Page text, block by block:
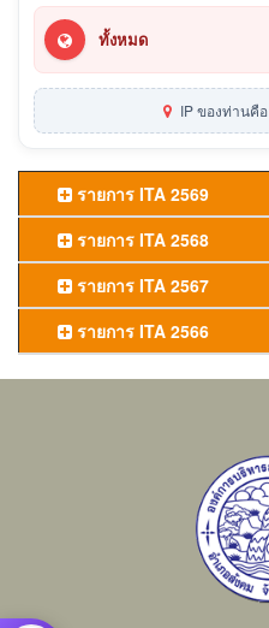
ทั้งหมด
IP ของท่านคือ
รายการ ITA 2569
รายการ ITA 2568
รายการ ITA 2567
รายการ ITA 2566